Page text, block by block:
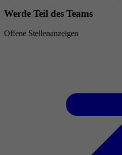
Werde Teil des Teams
Offene Stellenanzeigen